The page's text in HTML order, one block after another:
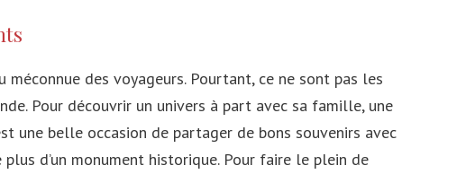
des voyageurs. Pourtant, ce ne sont pas les
Pour découvrir un univers à part avec sa famille, une
une belle occasion de partager de bons souvenirs avec
d’un monument historique. Pour faire le plein de